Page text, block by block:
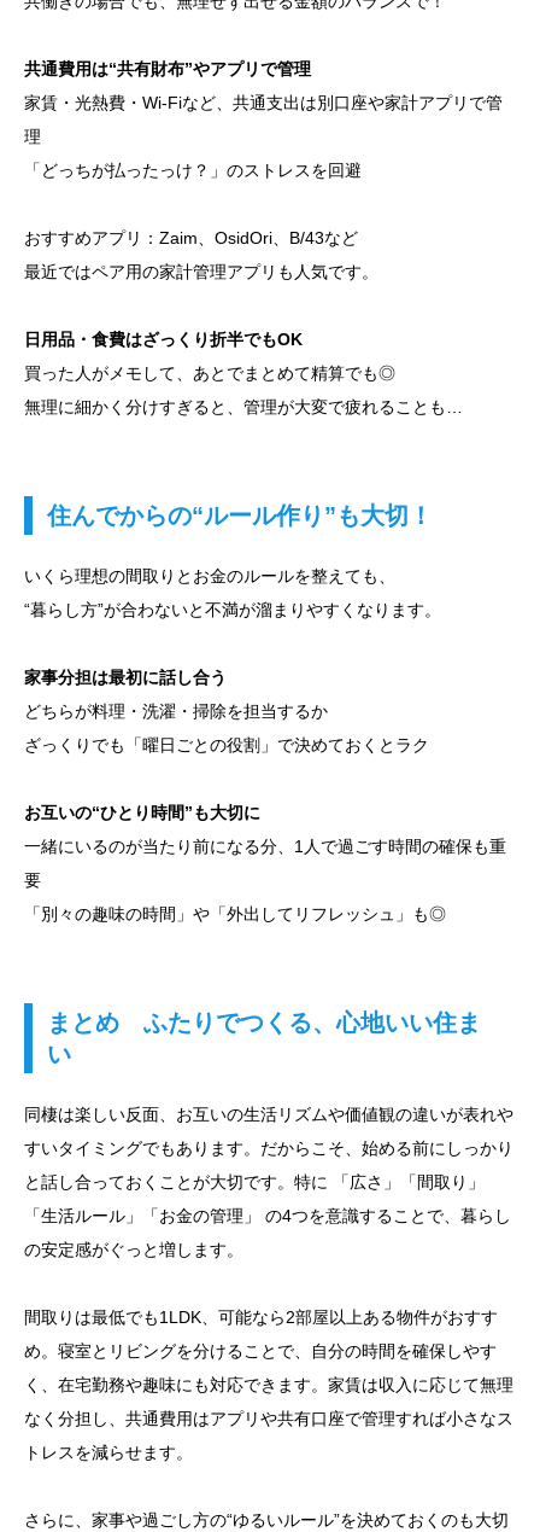
共通費用は“共有財布”やアプリで管理
家賃・光熱費・Wi-Fiなど、共通支出は別口座や家計アプリで管
理
「どっちが払ったっけ？」のストレスを回避
おすすめアプリ：Zaim、OsidOri、B/43など
最近ではペア用の家計管理アプリも人気です。
日用品・食費はざっくり折半でもOK
買った人がメモして、あとでまとめて精算でも◎
無理に細かく分けすぎると、管理が大変で疲れることも…
住んでからの“ルール作り”も大切！
いくら理想の間取りとお金のルールを整えても、
“暮らし方”が合わないと不満が溜まりやすくなります。
家事分担は最初に話し合う
どちらが料理・洗濯・掃除を担当するか
ざっくりでも「曜日ごとの役割」で決めておくとラク
お互いの“ひとり時間”も大切に
一緒にいるのが当たり前になる分、1人で過ごす時間の確保も重
要
「別々の趣味の時間」や「外出してリフレッシュ」も◎
まとめ ふたりでつくる、心地いい住ま
い
同棲は楽しい反面、お互いの生活リズムや価値観の違いが表れや
すいタイミングでもあります。だからこそ、始める前にしっかり
と話し合っておくことが大切です。特に 「広さ」「間取り」
「生活ルール」「お金の管理」 の4つを意識することで、暮らし
の安定感がぐっと増します。
間取りは最低でも1LDK、可能なら2部屋以上ある物件がおすす
め。寝室とリビングを分けることで、自分の時間を確保しやす
く、在宅勤務や趣味にも対応できます。家賃は収入に応じて無理
なく分担し、共通費用はアプリや共有口座で管理すれば小さなス
トレスを減らせます。
さらに、家事や過ごし方の“ゆるいルール”を決めておくのも大切